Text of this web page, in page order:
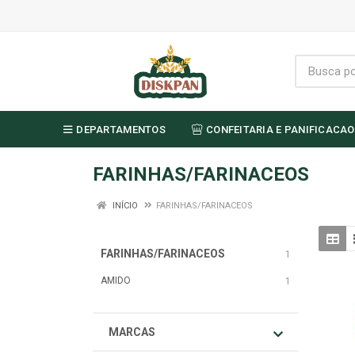
DEPARTAMENTOS CONFEITARIA E PANIFICACAO
FARINHAS/FARINACEOS
INÍCIO FARINHAS/FARINACEOS
FARINHAS/FARINACEOS 1
AMIDO 1
MARCAS